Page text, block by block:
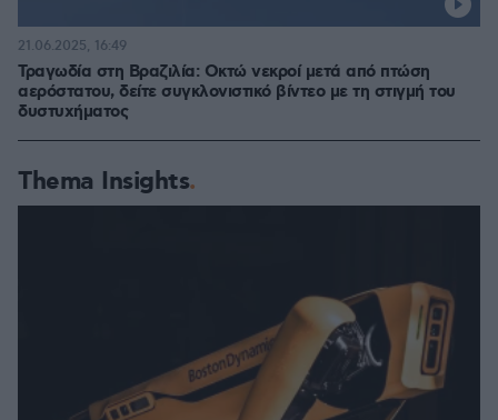
Τραγωδία στη Βραζιλία: Οκτώ νεκροί μετά από πτώση
αερόστατου, δείτε συγκλονιστικό βίντεο με τη στιγμή του
δυστυχήματος
21.06.2025, 16:49
Thema Insights